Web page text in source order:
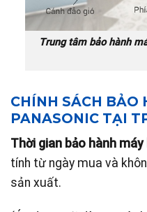
Trung tâm bảo hành
CHÍNH SÁCH BẢO
PANASONIC TẠI
Thời gian bảo hành
tính từ ngày mua và
sản xuất.